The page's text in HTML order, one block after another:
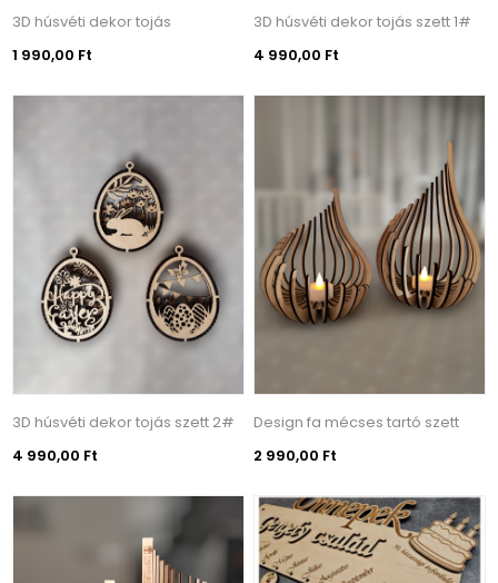
3D húsvéti dekor tojás
1 990,00 Ft
3D húsvéti dekor tojás szett 1#
4 990,00 Ft
3D húsvéti dekor tojás szett 2#
4 990,00 Ft
Design fa mécses tartó szett
2 990,00 Ft